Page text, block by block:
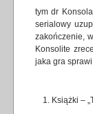
tym dr
serialowy
zakończenie,
Konsolite
jaka gra
1. Książki –